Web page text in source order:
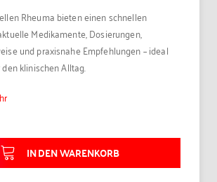
Rheuma bieten einen schnellen
Medikamente, Dosierungen,
und praxisnahe Empfehlungen – ideal
klinischen Alltag.
IN DEN WARENKORB